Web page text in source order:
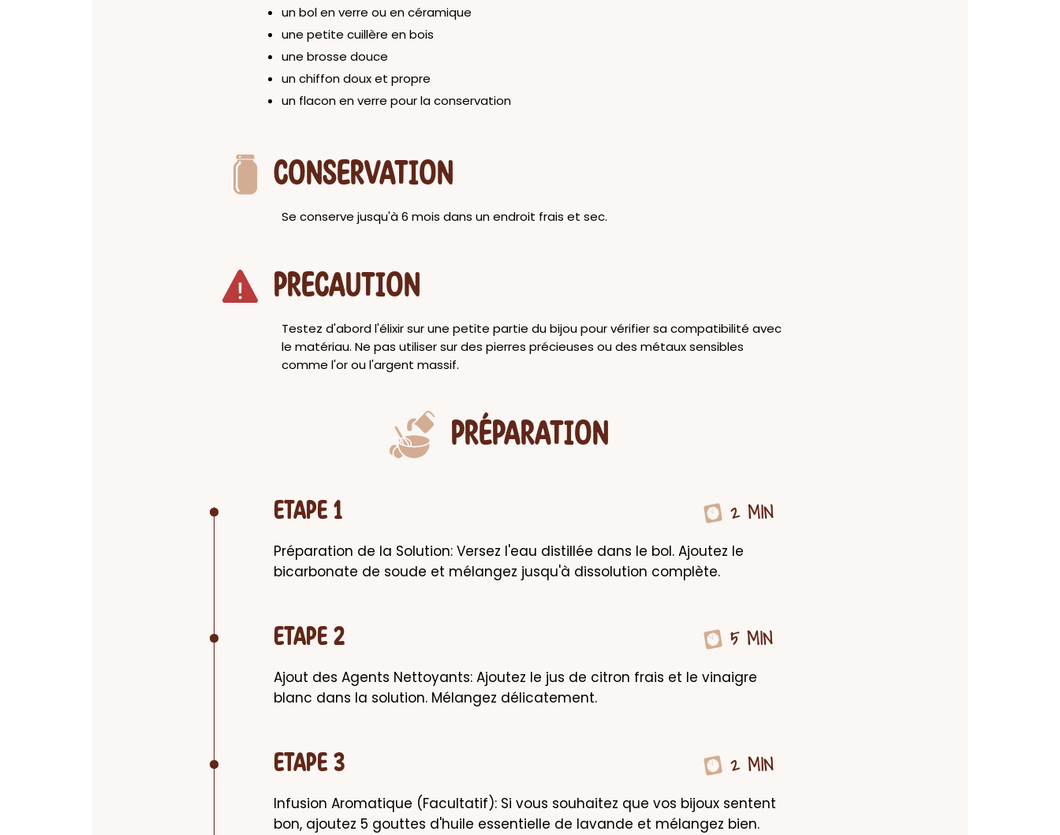
un bol en verre ou en céramique
une petite cuillère en bois
une brosse douce
un chiffon doux et propre
un flacon en verre pour la conservation
CONSERVATION
Se conserve jusqu'à 6 mois dans un endroit frais et sec.
PRECAUTION
Testez d'abord l'élixir sur une petite partie du bijou pour vérifier sa compatibilité avec
le matériau. Ne pas utiliser sur des pierres précieuses ou des métaux sensibles
comme l'or ou l'argent massif.
PRÉPARATION
ETAPE 1 2 MIN
Préparation de la Solution: Versez l'eau distillée dans le bol. Ajoutez le
bicarbonate de soude et mélangez jusqu'à dissolution complète.
ETAPE 2 5 MIN
Ajout des Agents Nettoyants: Ajoutez le jus de citron frais et le vinaigre
blanc dans la solution. Mélangez délicatement.
ETAPE 3 2 MIN
Infusion Aromatique (Facultatif): Si vous souhaitez que vos bijoux sentent
bon, ajoutez 5 gouttes d'huile essentielle de lavande et mélangez bien.